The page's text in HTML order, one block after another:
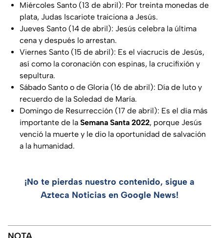
Miércoles Santo (13 de abril): Por treinta monedas de
plata, Judas Iscariote traiciona a Jesús.
Jueves Santo (14 de abril): Jesús celebra la última
cena y después lo arrestan.
Viernes Santo (15 de abril): Es el viacrucis de Jesús,
así como la coronación con espinas, la crucifixión y
sepultura.
Sábado Santo o de Gloria (16 de abril): Día de luto y
recuerdo de la Soledad de María.
Domingo de Resurrección (17 de abril): Es el día más
importante de la Semana Santa 2022, porque Jesús
venció la muerte y le dio la oportunidad de salvación
a la humanidad.
¡No te pierdas nuestro contenido, sigue a
Azteca Noticias en Google News!